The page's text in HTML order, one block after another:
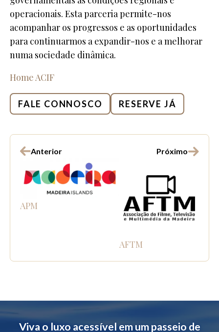
operacionais. Esta parceria permite-nos
acompanhar os progressos e as oportunidades
para continuarmos a expandir-nos e a melhorar
numa sociedade dinâmica.
Home ACIF
FALE CONNOSCO RESERVE JÁ
Anterior
APM
Próximo
AFTM
Viva o luxo acessível em um passeio de